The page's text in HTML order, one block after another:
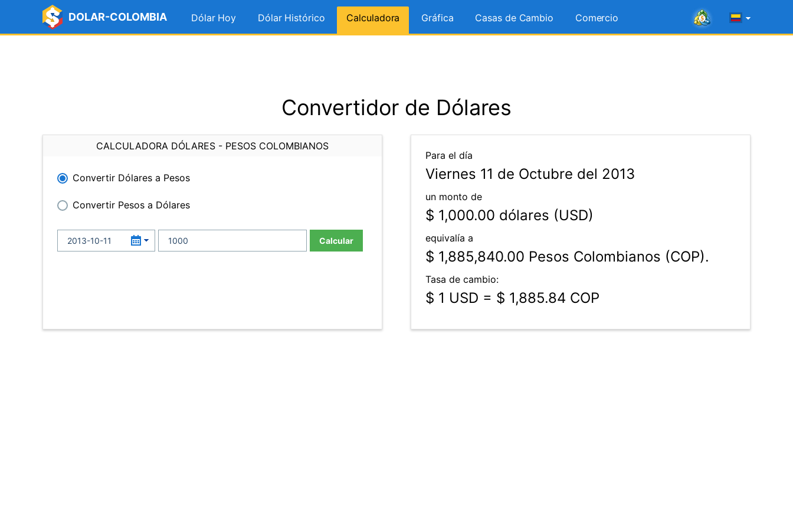
DOLAR-COLOMBIA Dólar Hoy Dólar Histórico Calculadora Gráfica Casas de Cambio Comercio
Convertidor de Dólares
CALCULADORA DÓLARES - PESOS COLOMBIANOS
Convertir Dólares a Pesos
Convertir Pesos a Dólares
Calcular
Para el día
Viernes 11 de Octubre del 2013
un monto de
$ 1,000.00 dólares (USD)
equivalía a
$ 1,885,840.00 Pesos Colombianos (COP).
Tasa de cambio:
$ 1 USD = $ 1,885.84 COP